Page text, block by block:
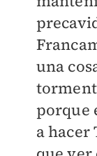
una
porque
a